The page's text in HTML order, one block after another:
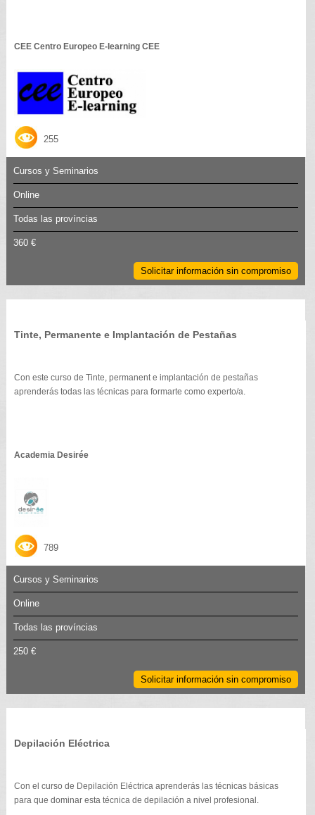
CEE Centro Europeo E-learning CEE
255
Cursos y Seminarios
Online
Todas las províncias
360 €
Solicitar información sin compromiso
Tinte, Permanente e Implantación de Pestañas
Con este curso de Tinte, permanent e implantación de pestañas
aprenderás todas las técnicas para formarte como experto/a.
Academia Desirée
789
Cursos y Seminarios
Online
Todas las províncias
250 €
Solicitar información sin compromiso
Depilación Eléctrica
Con el curso de Depilación Eléctrica aprenderás las técnicas básicas
para que dominar esta técnica de depilación a nivel profesional.